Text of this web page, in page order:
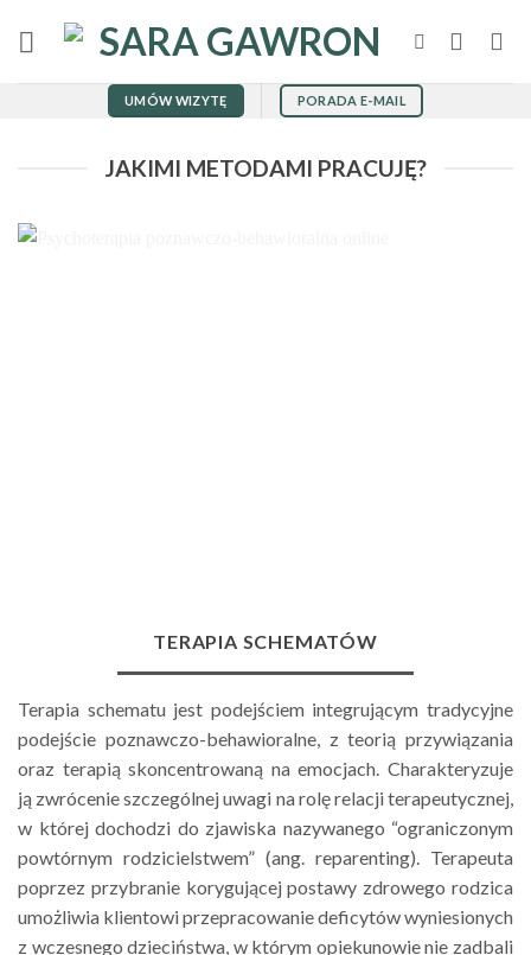
UMÓW WIZYTĘ PORADA E-MAIL
JAKIMI METODAMI PRACUJĘ?
TERAPIA SCHEMATÓW
Terapia schematu jest podejściem integrującym tradycyjne
podejście poznawczo-behawioralne, z teorią przywiązania
oraz terapią skoncentrowaną na emocjach. Charakteryzuje
ją zwrócenie szczególnej uwagi na rolę relacji terapeutycznej,
w której dochodzi do zjawiska nazywanego “ograniczonym
powtórnym rodzicielstwem” (ang. reparenting). Terapeuta
poprzez przybranie korygującej postawy zdrowego rodzica
umożliwia klientowi przepracowanie deficytów wyniesionych
z wczesnego dzieciństwa, w którym opiekunowie nie zadbali